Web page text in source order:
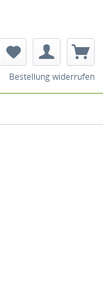
Bestellung widerrufen